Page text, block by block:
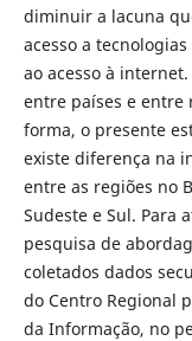
diminuir a lacuna
acesso a
ao acesso à
entre países e entre
forma, o presente
existe diferença na
entre as regiões no
Sudeste e Sul. Para
pesquisa de
coletados dados
do Centro Regional
da Informação, no